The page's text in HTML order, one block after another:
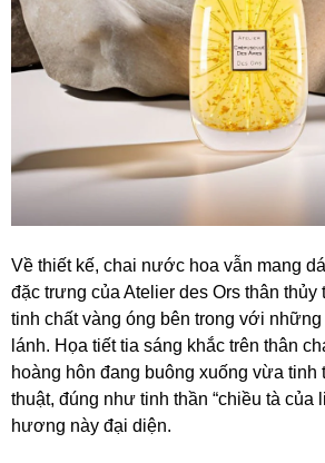
Về thiết kế, chai nước hoa vẫn mang
đặc trưng của Atelier des Ors thân thủy
tinh chất vàng óng bên trong với
lánh. Họa tiết tia sáng khắc trên thân
hoàng hôn đang buông xuống vừa tinh
thuật, đúng như tinh thần “chiều tà của
hương này đại diện.